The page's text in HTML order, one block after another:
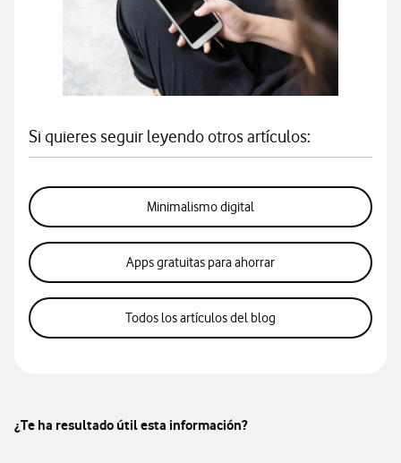
Si quieres seguir leyendo otros artículos:
Minimalismo digital
Apps gratuitas para ahorrar
Todos los artículos del blog
¿Te ha resultado útil esta información?